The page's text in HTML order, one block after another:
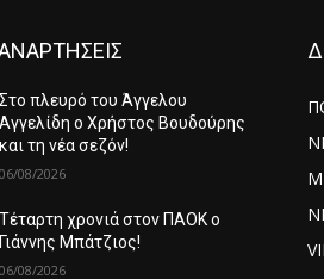
Στο πλευρό του Άγγελου
Αγγελίδη ο Χρήστος Βουδούρης
και τη νέα σεζόν!
06/08/2026
Τέταρτη χρονιά στον ΠΑΟΚ ο
Γιάννης Μπάτζιος!
06/08/2026